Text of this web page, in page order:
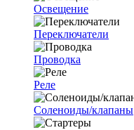
Освещение
Переключатели
Проводка
Реле
Соленоиды/клапаны